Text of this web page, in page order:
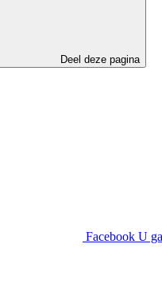
Deel deze pagina
Facebook U